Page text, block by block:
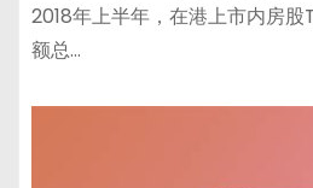
2018年上半年，在港上市内房
额总…